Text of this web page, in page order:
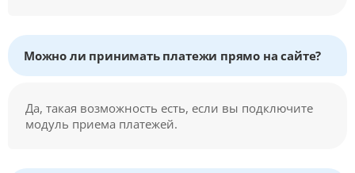
Можно ли принимать платежи прямо на сайте?
Да, такая возможность есть, если вы подключите
модуль приема платежей.